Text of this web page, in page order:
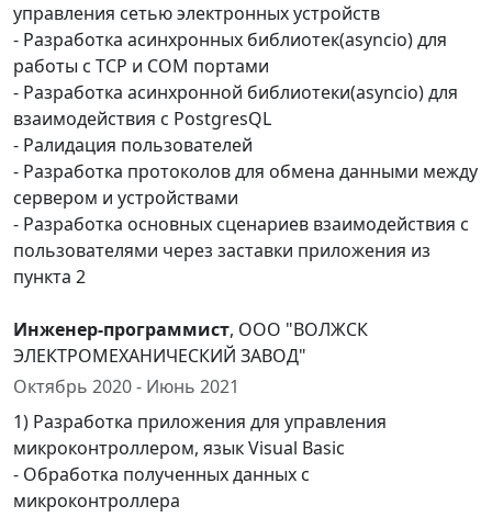
управления сетью электронных устройств
- Разработка асинхронных библиотек(asyncio) для
работы с TCP и COM портами
- Разработка асинхронной библиотеки(asyncio) для
взаимодействия с PostgresQL
- Ралидация пользователей
- Разработка протоколов для обмена данными между
сервером и устройствами
- Разработка основных сценариев взаимодействия с
пользователями через заставки приложения из
пункта 2
Инженер-программист, ООО "ВОЛЖСК
ЭЛЕКТРОМЕХАНИЧЕСКИЙ ЗАВОД"
Октябрь 2020 - Июнь 2021
1) Разработка приложения для управления
микроконтроллером, язык Visual Basic
- Обработка полученных данных с
микроконтроллера